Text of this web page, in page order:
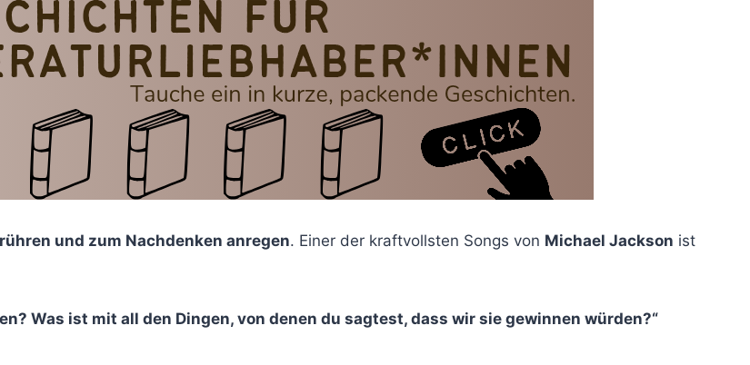
und zum Nachdenken anregen. Einer der kraftvollsten Songs von Michael Jackson ist
Was ist mit all den Dingen, von denen du sagtest, dass wir sie gewinnen würden?“